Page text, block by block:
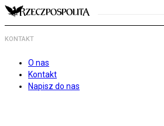
KONTAKT
O nas
Kontakt
Napisz do nas